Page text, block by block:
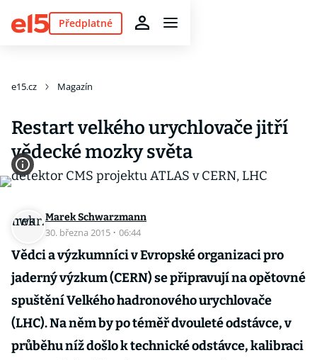
Předplatné
e15.cz Magazín
Restart velkého urychlovače jitří
vědecké mozky světa
Marek Schwarzmann
30. března 2015 · 06:44
Vědci a výzkumníci v Evropské organizaci pro
jaderný výzkum (CERN) se připravují na opětovné
spuštění Velkého hadronového urychlovače
(LHC). Na něm by po téměř dvouleté odstávce, v
průběhu níž došlo k technické odstávce, kalibraci